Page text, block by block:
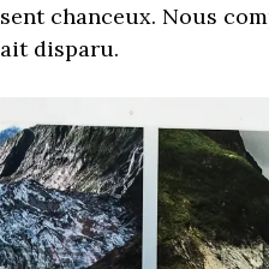
sent chanceux. Nous
ait disparu.